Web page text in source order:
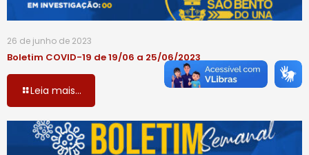
26 de junho de 2023
Boletim COVID-19 de 19/06 a 25/06/2023
Leia mais...